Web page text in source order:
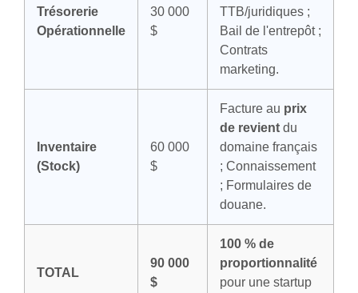
Trésorerie
Opérationnelle
30 000
$
TTB/juridiques ;
Bail de l'entrepôt ;
Contrats
marketing.
Inventaire
(Stock)
60 000
$
Facture au prix
de revient du
domaine français
; Connaissement
; Formulaires de
douane.
TOTAL
90 000
$
100 % de
proportionnalité
pour une startup